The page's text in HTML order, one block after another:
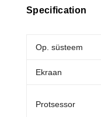
Specification
Op. süsteem
Ekraan
Protsessor